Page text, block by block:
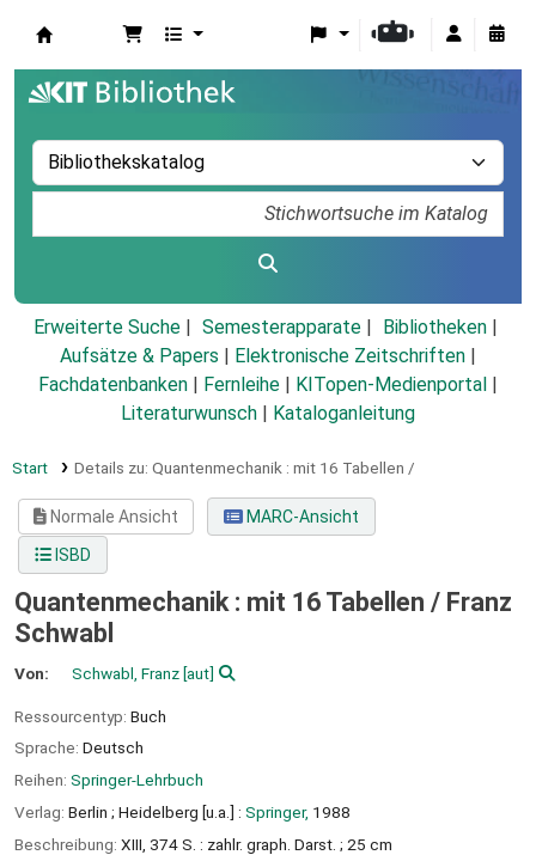
Erweiterte Suche Semesterapparate
Bibliotheken
Aufsätze & Papers
Elektronische Zeitschriften
Fachdatenbanken
Fernleihe KITopen-Medienportal
Literaturwunsch
Kataloganleitung
Start Details zu: Quantenmechanik : mit 16 Tabellen /
Normale Ansicht
MARC-Ansicht
ISBD
Quantenmechanik : mit 16 Tabellen / Franz
Schwabl
Von: Schwabl, Franz[aut]
Ressourcentyp: Buch
Sprache: Deutsch
Reihen: Springer-Lehrbuch
Verlag: Berlin ; Heidelberg [u.a.] : Springer, 1988
Beschreibung: XIII, 374 S. : zahlr. graph. Darst. ; 25 cm